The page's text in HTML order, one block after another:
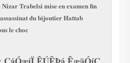
Nizar Trabelsi mise en examen fin
du bijoutier Hattab
le choc !